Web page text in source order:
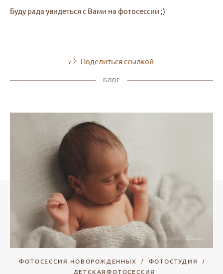
Буду рада увидеться с Вами на фотосессии ;)
Поделиться ссылкой
БЛОГ
ФОТОСЕССИЯ НОВОРОЖДЕННЫХ
ФОТОСТУДИЯ
ДЕТСКАЯФОТОСЕССИЯ